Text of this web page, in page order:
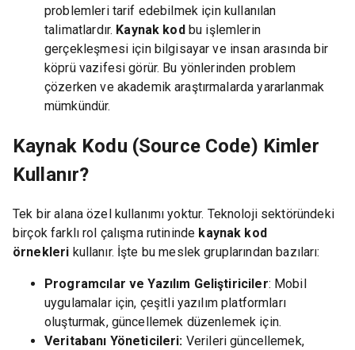
problemleri tarif edebilmek için kullanılan
talimatlardır. Kaynak kodbu işlemlerin
gerçekleşmesi için bilgisayar ve insan arasında bir
köprü vazifesi görür. Bu yönlerinden problem
çözerken ve akademik araştırmalarda yararlanmak
mümkündür.
Kaynak Kodu (Source Code) Kimler
Kullanır?
Tek bir alana özel kullanımı yoktur. Teknoloji sektöründeki
birçok farklı rol çalışma rutininde kaynak kod
örnekleri kullanır. İşte bu meslek gruplarından bazıları:
Programcılar ve Yazılım Geliştiriciler: Mobil
uygulamalar için, çeşitli yazılım platformları
oluşturmak, güncellemek düzenlemek için.
Veritabanı Yöneticileri: Verileri güncellemek,